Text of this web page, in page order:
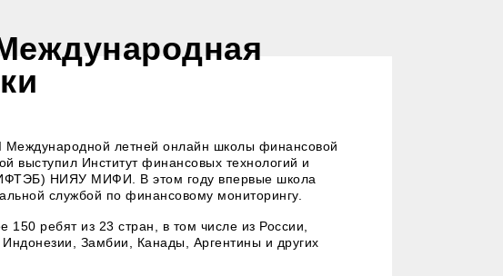
Международной летней онлайн школы финансовой
выступил Институт финансовых технологий и
НИЯУ МИФИ. В этом году впервые школа
службой по финансовому мониторингу.
150 ребят из 23 стран, в том числе из России,
Замбии, Канады, Аргентины и других